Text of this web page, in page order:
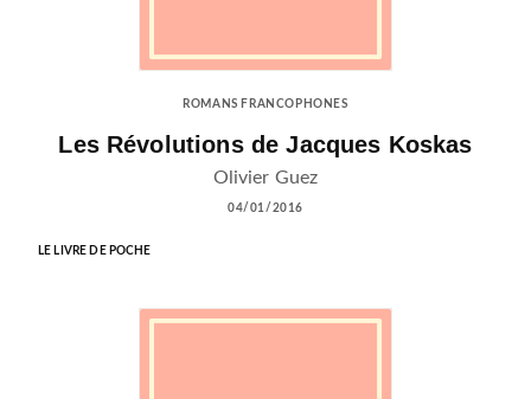
ROMANS FRANCOPHONES
Les Révolutions de Jacques Koskas
Olivier Guez
04/01/2016
LE LIVRE DE POCHE